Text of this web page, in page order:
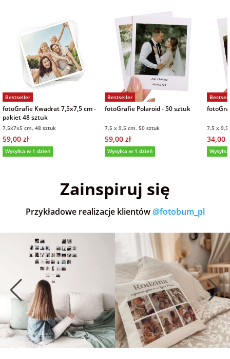
Bestseller
fotoGrafie Kwadrat 7,5x7,5 cm -
pakiet 48 sztuk
7,5x7x5 cm, 48 sztuk
59,00 zł
Wysyłka w 1 dzień
Bestseller
fotoGrafie Polaroid - 50 sztuk
7,5 x 9,5 cm, 50 sztuk
59,00 zł
Wysyłka w 1 dzień
7,5 x
34,00
Zainspiruj się
Przykładowe realizacje klientów @fotobum_pl